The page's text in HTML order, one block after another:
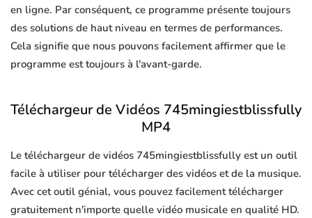
en ligne. Par conséquent, ce programme présente toujours
des solutions de haut niveau en termes de performances.
Cela signifie que nous pouvons facilement affirmer que le
programme est toujours à l'avant-garde.
Téléchargeur de Vidéos 745mingiestblissfully
MP4
Le téléchargeur de vidéos 745mingiestblissfully est un outil
facile à utiliser pour télécharger des vidéos et de la musique.
Avec cet outil génial, vous pouvez facilement télécharger
gratuitement n'importe quelle vidéo musicale en qualité HD.